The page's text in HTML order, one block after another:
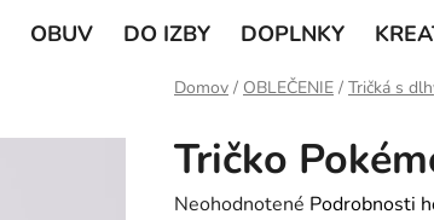
OBUV DO IZBY DOPLNKY
Domov / OBLEČENIE / Tričká s
Tričko
Priemerné
Neohodnotené Podrobnosti